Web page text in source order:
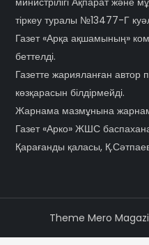
тіркеу туралы №13477-Г
Газет «Арқа ақшамының»
беттелді.
Газетте жарияланған автор
көзқарасын білдірмейді.
Жарнама мазмұнына
Газет «Арко» ЖШС
Қарағанды қаласы,
Theme Mero